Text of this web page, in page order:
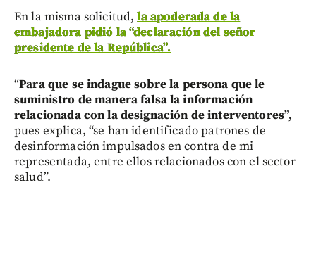
En la misma solicitud, la apoderada de la
embajadora pidió la “declaración del señor
presidente de la República”.
“Para que se indague sobre la persona que le
suministro de manera falsa la información
relacionada con la designación de interventores”,
pues explica, “se han identificado patrones de
desinformación impulsados en contra de mi
representada, entre ellos relacionados con el sector
salud”.